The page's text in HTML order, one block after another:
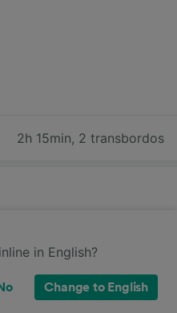
2h 15min, 2 transbordos
in English?
Change to English